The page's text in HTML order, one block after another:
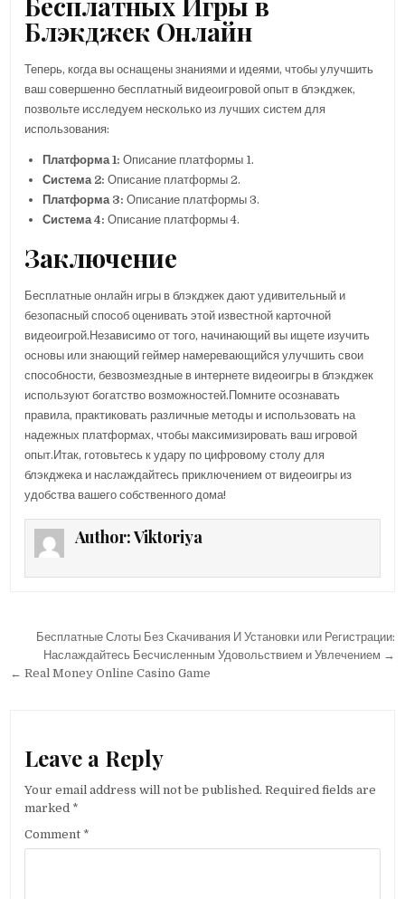
Блэкджек Онлайн
Теперь, когда вы оснащены знаниями и идеями, чтобы улучшить
ваш совершенно бесплатный видеоигровой опыт в блэкджек,
позвольте исследуем несколько из лучших систем для
использования:
Платформа 1: Описание платформы 1.
Система 2: Описание платформы 2.
Платформа 3: Описание платформы 3.
Система 4: Описание платформы 4.
Заключение
Бесплатные онлайн игры в блэкджек дают удивительный и
безопасный способ оценивать этой известной карточной
видеоигрой.Независимо от того, начинающий вы ищете изучить
основы или знающий геймер намеревающийся улучшить свои
способности, безвозмездные в интернете видеоигры в блэкджек
используют богатство возможностей.Помните осознавать
правила, практиковать различные методы и использовать на
надежных платформах, чтобы максимизировать ваш игровой
опыт.Итак, готовьтесь к удару по цифровому столу для
блэкджека и наслаждайтесь приключением от видеоигры из
удобства вашего собственного дома!
Author:Viktoriya
Post navigation
Бесплатные Слоты Без Скачивания И Установки или Регистрации:
Наслаждайтесь Бесчисленным Удовольствием и Увлечением →
← Real Money Online Casino Game
Leave a Reply
Your email address will not be published. Required fields are
marked *
Comment *